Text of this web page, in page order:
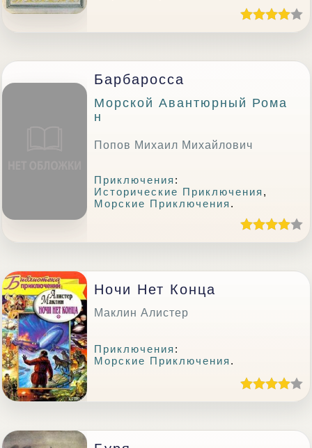
Барбаросса
Морской Авантюрный Рома
Н
Попов Михаил Михайлович
Приключения :
Исторические Приключения ,
Морские Приключения .
Ночи Нет Конца
Маклин Алистер
Приключения :
Морские Приключения .